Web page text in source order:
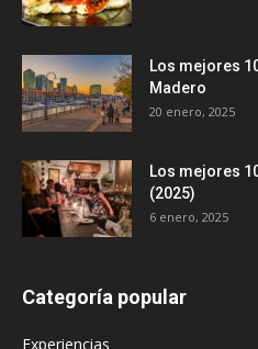
Los mejores
Madero
20 enero, 2025
Los mejores
(2025)
6 enero, 2025
Categoría popular
Experiencias